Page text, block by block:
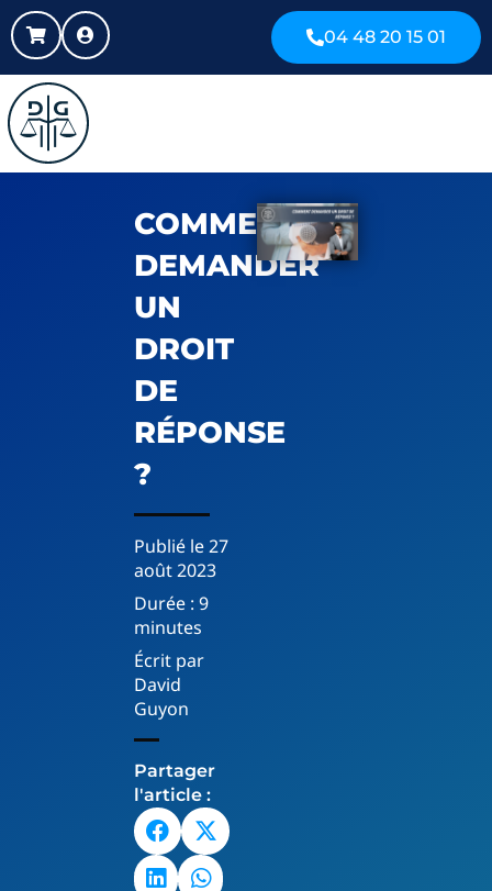
04 48 20 15 01
COMMENT
DEMANDER
UN
DROIT
DE
RÉPONSE
?
Publié le27
août 2023
Durée : 9
minutes
Écrit par
David
Guyon
Partager
l'article :